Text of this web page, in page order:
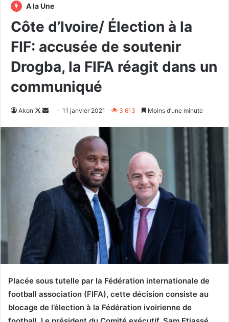
A la Une
Côte d’Ivoire/ Élection à la
FIF: accusée de soutenir
Drogba, la FIFA réagit dans un
communiqué
Akon
Follow
Envoyer11 janvier 2021 3 613 Moins d’une minute
Placée sous tutelle par la Fédération internationale de
football association (FIFA), cette décision consiste au
blocage de l’élection à la Fédération ivoirienne de